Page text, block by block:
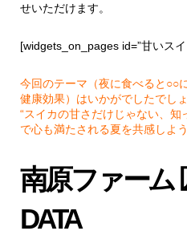
せいただけます。
[widgets_on_pages id=”甘いスイ
今回のテーマ（夜に食べると○○
健康効果）はいかがでしたでし
“スイカの甘さだけじゃない、
で心も満たされる夏を共感しよ
南原ファー
DATA